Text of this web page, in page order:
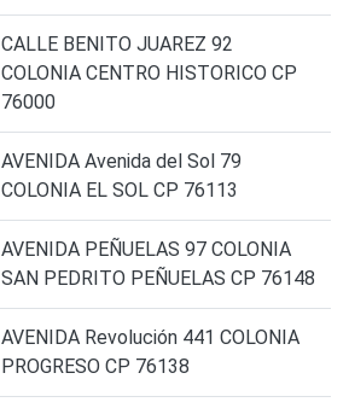
CALLE BENITO JUAREZ 92
COLONIA CENTRO HISTORICO CP
76000
AVENIDA Avenida del Sol 79
COLONIA EL SOL CP 76113
AVENIDA PEÑUELAS 97 COLONIA
SAN PEDRITO PEÑUELAS CP 76148
AVENIDA Revolución 441 COLONIA
PROGRESO CP 76138